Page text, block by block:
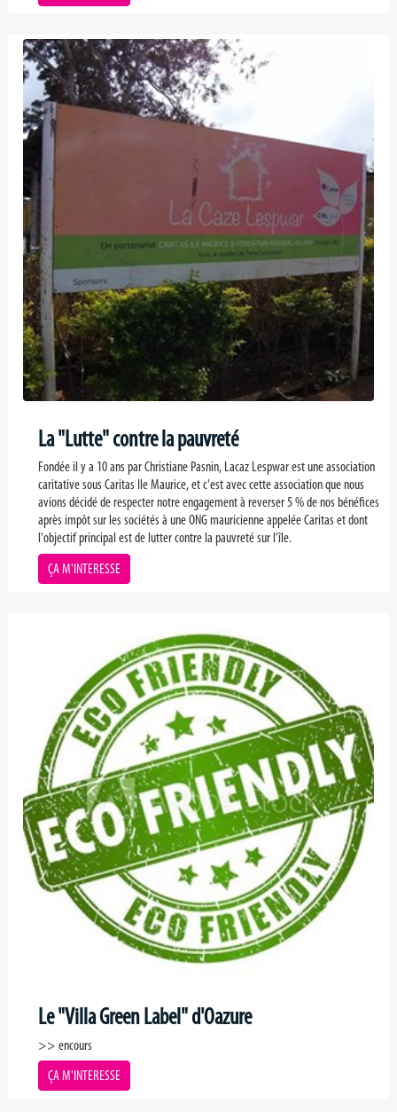
La "Lutte" contre la pauvreté
Fondée il y a 10 ans par Christiane Pasnin, Lacaz Lespwar est une association
caritative sous Caritas Ile Maurice, et c'est avec cette association que nous
avions décidé de respecter notre engagement à reverser 5 % de nos bénéfices
après impôt sur les sociétés à une ONG mauricienne appelée Caritas et dont
l'objectif principal est de lutter contre la pauvreté sur l’île.
ÇA M'INTERESSE
Le "Villa Green Label" d'Oazure
>> encours
ÇA M'INTERESSE